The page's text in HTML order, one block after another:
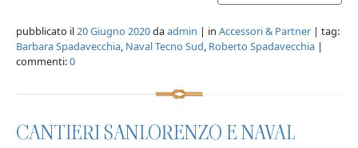
pubblicato il20 Giugno 2020daadmin | in Accessori & Partner | tag:
Barbara Spadavecchia, Naval Tecno Sud, Roberto Spadavecchia |
commenti:0
CANTIERI SANLORENZO E NAVAL